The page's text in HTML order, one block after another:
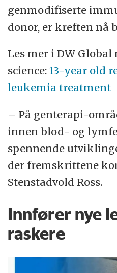
genmodifiserte
donor, er kreften nå
Les mer i DW
science: 13-year old
leukemia treatment
– På genterapi-
innen blod- og
spennende
der fremskrittene
Stenstadvold Ross.
Innfører nye
raskere